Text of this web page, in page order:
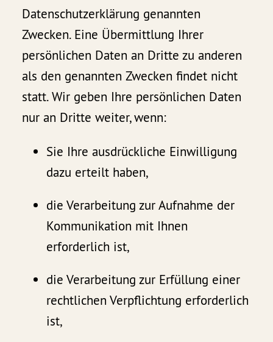
Datenschutzerklärung genannten
Zwecken. Eine Übermittlung Ihrer
persönlichen Daten an Dritte zu anderen
als den genannten Zwecken findet nicht
statt. Wir geben Ihre persönlichen Daten
nur an Dritte weiter, wenn:
Sie Ihre ausdrückliche Einwilligung
dazu erteilt haben,
die Verarbeitung zur Aufnahme der
Kommunikation mit Ihnen
erforderlich ist,
die Verarbeitung zur Erfüllung einer
rechtlichen Verpflichtung erforderlich
ist,